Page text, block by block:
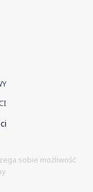
sobie możliwość